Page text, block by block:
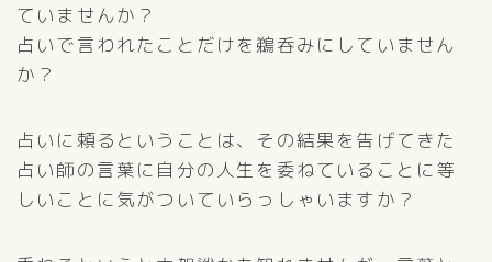
ていませんか？
占いで言われたことだけを鵜呑みにしていません
か？
占いに頼るということは、その結果を告げてきた
占い師の言葉に自分の人生を委ねていることに等
しいことに気がついていらっしゃいますか？